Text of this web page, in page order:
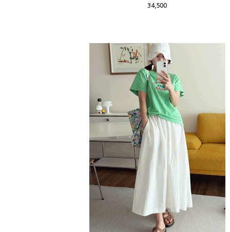
34,500